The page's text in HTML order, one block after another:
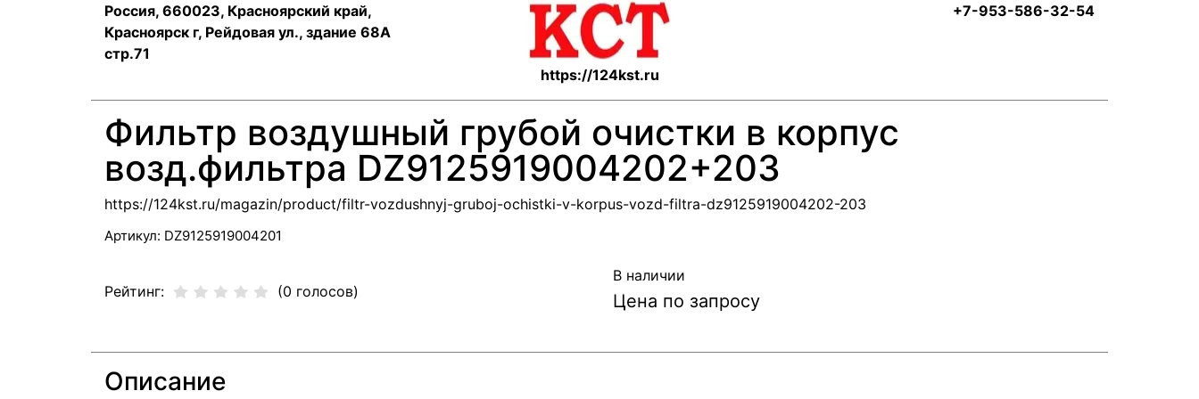
Россия, 660023, Красноярский край,
Красноярск г, Рейдовая ул., здание 68А
стр.71
https://124kst.ru
+7-953-586-32-54
Фильтр воздушный грубой очистки в корпус
возд.фильтра DZ9125919004202+203
https://124kst.ru/magazin/product/filtr-vozdushnyj-gruboj-ochistki-v-korpus-vozd-filtra-dz9125919004202-203
Артикул: DZ9125919004201
Рейтинг: (0 голосов)
В наличии
Цена по запросу
Описание